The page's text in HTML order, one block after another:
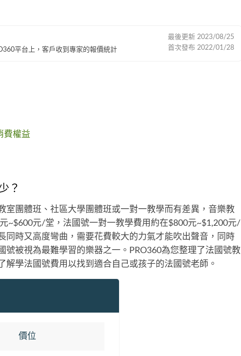
平台上，客戶收到專家的報價統計
最後更新 2023/08/25
首次發布 2022/01/28
費權益
？
室團體班、社區大學團體班或一對一教學而有差異，音樂教
~$600元/堂，法國號一對一教學費用約在$800元~$1,200元/
同時又高度彎曲，需要花費較大的力氣才能吹出聲音，同時
號被視為最難學習的樂器之一。PRO360為您整理了法國號教
解學法國號費用以找到適合自己或孩子的法國號老師。
價位